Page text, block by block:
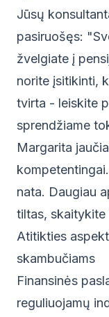
Jūsų
pasiruošęs:
žvelgiate į
norite įsitikinti,
tvirta - leiskite
sprendžiame
Margarita
nata. Daugiau
tiltas, skaitykite
Atitikties
skambučiams
Finansinės
reguliuojamų